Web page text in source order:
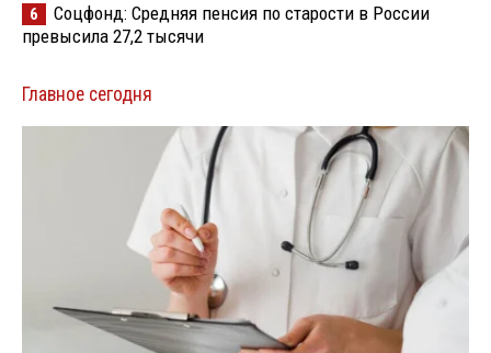
6
Соцфонд: Средняя пенсия по старости в России
превысила 27,2 тысячи
Главное сегодня